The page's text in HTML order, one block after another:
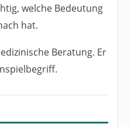
welche Bedeutung
hat.
Beratung. Er